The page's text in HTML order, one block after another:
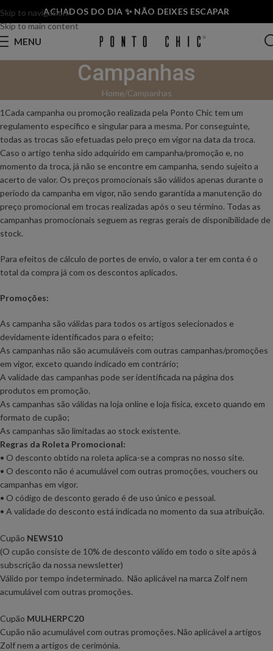
Skip to navigation
Skip to main content
ACHADOS DO DIA ✨ NÃO DEIXES ESCAPAR
MENU
Campanhas
Home Campanhas
1Cada campanha ou promoção realizada pela Ponto Chic tem um
regulamento específico e singular para a mesma. Por conseguinte,
todas as trocas são efetuadas pelo preço em vigor na data da troca.
Caso o artigo tenha sido adquirido em campanha/promoção e, no
momento da troca, já não se encontre em campanha, sendo sujeito a
acerto de valor. Os preços promocionais são válidos apenas durante o
período da campanha em vigor, não sendo garantida a manutenção do
preço promocional em trocas realizadas após o seu término. Todas as
campanhas promocionais seguem as regras gerais de disponibilidade de
stock.
Para efeitos de cálculo de portes de envio, o valor a ter em conta é o
total da compra já com os descontos aplicados.
Promoções:
As campanha são válidas para todos os artigos selecionados e
devidamente identificados para o efeito;
As campanhas não são acumuláveis com outras campanhas/promoções
em vigor, exceto quando indicado em contrário;
A validade das campanhas pode ser identificada na página dos
produtos em promoção.
As campanhas são válidas na loja online e loja física, exceto quando em
formato de cupão;
As campanhas são limitadas ao stock existente.
Regras da Roleta Promocional:
• O desconto obtido na roleta aplica-se a compras no nosso site.
• O desconto não é acumulável com outras promoções, vouchers ou
campanhas em vigor.
• O código de desconto gerado é de uso único e pessoal.
• A validade do desconto está indicada no momento da sua atribuição.
Cupão NEWS10
(O cupão consiste de 10% de desconto válido em todo o site após à
subscrição da nossa newsletter)
Válido por tempo indeterminado. Não aplicável na marca Zolf nem
acumulável com outras promoções.
Cupão MULHERPC20
Cupão não acumulável com outras promoções. Não aplicável a artigos
Zolf nem a artigos de cerimónia.